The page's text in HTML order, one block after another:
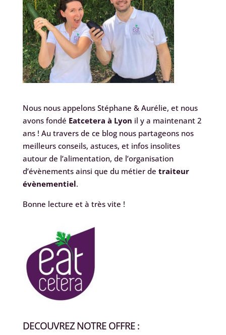
Nous nous appelons Stéphane & Aurélie, et nous
avons fondé Eatcetera à Lyon il y a maintenant 2
ans ! Au travers de ce blog nous partageons nos
meilleurs conseils, astuces, et infos insolites
autour de l’alimentation, de l’organisation
d’évènements ainsi que du métier de traiteur
évènementiel.
Bonne lecture et à très vite !
DECOUVREZ NOTRE OFFRE :